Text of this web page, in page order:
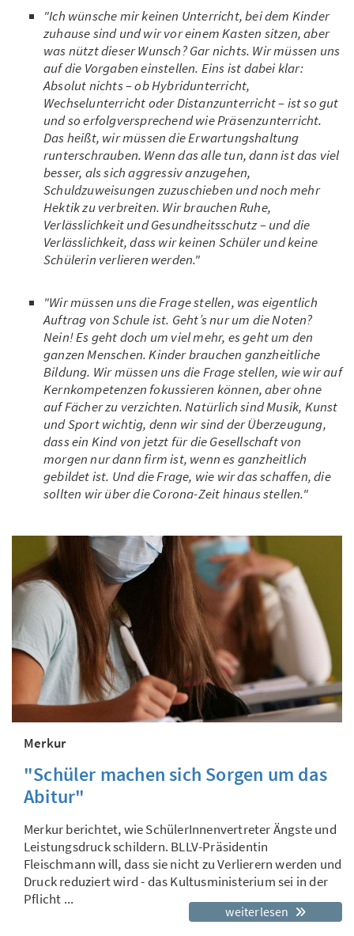
"Ich wünsche mir keinen Unterricht, bei dem Kinder
zuhause sind und wir vor einem Kasten sitzen, aber
was nützt dieser Wunsch? Gar nichts. Wir müssen uns
auf die Vorgaben einstellen. Eins ist dabei klar:
Absolut nichts – ob Hybridunterricht,
Wechselunterricht oder Distanzunterricht – ist so gut
und so erfolgversprechend wie Präsenzunterricht.
Das heißt, wir müssen die Erwartungshaltung
runterschrauben. Wenn das alle tun, dann ist das viel
besser, als sich aggressiv anzugehen,
Schuldzuweisungen zuzuschieben und noch mehr
Hektik zu verbreiten. Wir brauchen Ruhe,
Verlässlichkeit und Gesundheitsschutz – und die
Verlässlichkeit, dass wir keinen Schüler und keine
Schülerin verlieren werden."
"Wir müssen uns die Frage stellen, was eigentlich
Auftrag von Schule ist. Geht’s nur um die Noten?
Nein! Es geht doch um viel mehr, es geht um den
ganzen Menschen. Kinder brauchen ganzheitliche
Bildung. Wir müssen uns die Frage stellen, wie wir auf
Kernkompetenzen fokussieren können, aber ohne
auf Fächer zu verzichten. Natürlich sind Musik, Kunst
und Sport wichtig, denn wir sind der Überzeugung,
dass ein Kind von jetzt für die Gesellschaft von
morgen nur dann firm ist, wenn es ganzheitlich
gebildet ist. Und die Frage, wie wir das schaffen, die
sollten wir über die Corona-Zeit hinaus stellen."
Merkur
"Schüler machen sich Sorgen um das
Abitur"
Merkur berichtet, wie SchülerInnenvertreter Ängste und
Leistungsdruck schildern. BLLV-Präsidentin
Fleischmann will, dass sie nicht zu Verlierern werden und
Druck reduziert wird - das Kultusministerium sei in der
Pflicht ...
weiterlesen